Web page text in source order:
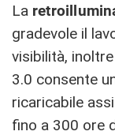
La
gradevole il
visibilità,
3.0 consente
ricaricabile
fino a 300 ore